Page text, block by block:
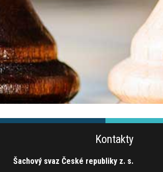
Kontakty
Šachový svaz České republiky z. s.